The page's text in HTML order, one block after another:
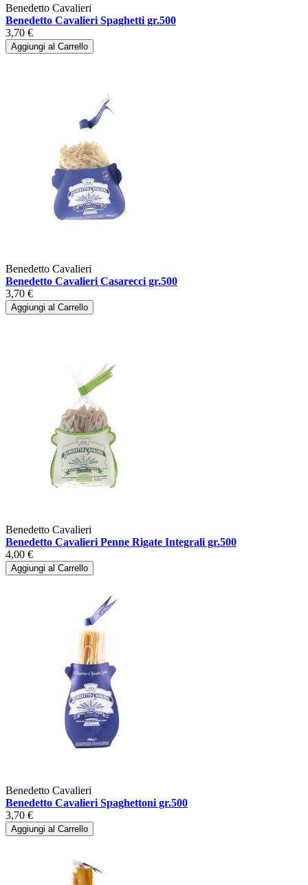
Benedetto Cavalieri
Benedetto Cavalieri Spaghetti gr.500
3,70 €
Aggiungi al Carrello
Benedetto Cavalieri
Benedetto Cavalieri Casarecci gr.500
3,70 €
Aggiungi al Carrello
Benedetto Cavalieri
Benedetto Cavalieri Penne Rigate Integrali gr.500
4,00 €
Aggiungi al Carrello
Benedetto Cavalieri
Benedetto Cavalieri Spaghettoni gr.500
3,70 €
Aggiungi al Carrello